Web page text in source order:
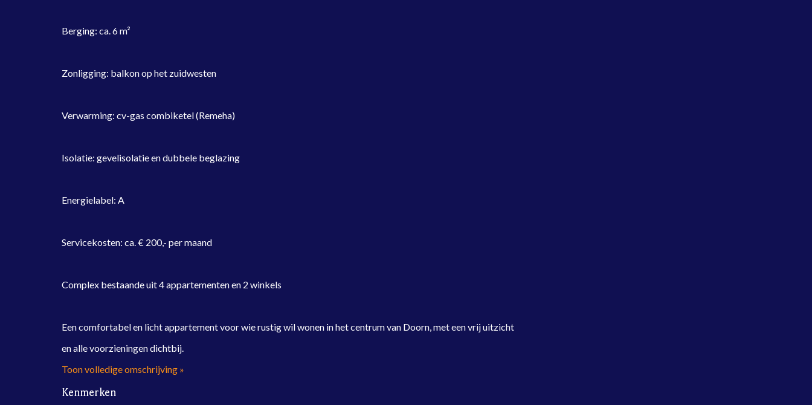
Berging: ca. 6 m²
Zonligging: balkon op het zuidwesten
Verwarming: cv-gas combiketel (Remeha)
Isolatie: gevelisolatie en dubbele beglazing
Energielabel: A
Servicekosten: ca. € 200,- per maand
Complex bestaande uit 4 appartementen en 2 winkels
Een comfortabel en licht appartement voor wie rustig wil wonen in het centrum van Doorn, met een vrij uitzicht
en alle voorzieningen dichtbij.
Toon volledige omschrijving »
Kenmerken